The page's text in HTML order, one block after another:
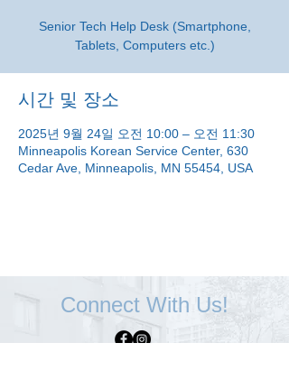
Senior Tech Help Desk (Smartphone,
Tablets, Computers etc.)
시간 및 장소
2025년 9월 24일 오전 10:00 – 오전 11:30
Minneapolis Korean Service Center, 630
Cedar Ave, Minneapolis, MN 55454, USA
Connect With Us!